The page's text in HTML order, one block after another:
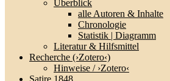
Überblick
alle Autoren & Inhalte
Chronologie
Statistik | Diagramm
Literatur & Hilfsmittel
Recherche (›Zotero‹)
Hinweise / ›Zotero‹